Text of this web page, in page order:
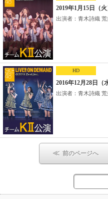
2019年1月15日（
出演者：青木詩織 荒
HD
2016年12月28日
出演者：青木詩織 荒
≪ 前のページへ